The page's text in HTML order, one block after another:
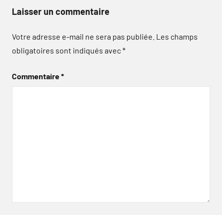
Laisser un commentaire
Votre adresse e-mail ne sera pas publiée. Les champs
obligatoires sont indiqués avec*
Commentaire*